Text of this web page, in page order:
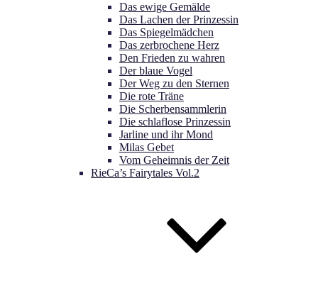
Das ewige Gemälde
Das Lachen der Prinzessin
Das Spiegelmädchen
Das zerbrochene Herz
Den Frieden zu wahren
Der blaue Vogel
Der Weg zu den Sternen
Die rote Träne
Die Scherbensammlerin
Die schlaflose Prinzessin
Jarline und ihr Mond
Milas Gebet
Vom Geheimnis der Zeit
RieCa’s Fairytales Vol.2